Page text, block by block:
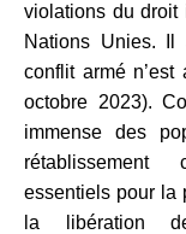
violations du droit
Nations Unies. Il
conflit armé
octobre 2023).
immense des
rétablissement
essentiels pour la
la libération